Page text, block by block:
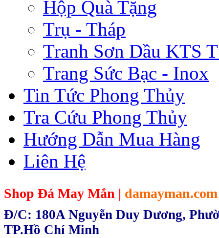
Hộp Quà Tặng
Trụ - Tháp
Tranh Sơn Dầu KTS
Trang Sức Bạc - Inox
Tin Tức Phong Thủy
Tra Cứu Phong Thủy
Hướng Dẫn Mua Hàng
Liên Hệ
Shop Đá May Mắn | damayman.com
Đ/C: 180A Nguyễn Duy Dương,
TP.Hồ Chí Minh